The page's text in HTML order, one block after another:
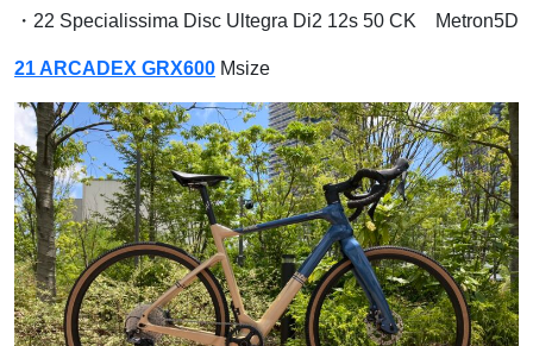
・22 Specialissima Disc Ultegra Di2 12s 50 CK Metron5D
21 ARCADEX GRX600 Msize